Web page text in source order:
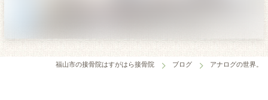
福山市の接骨院はすがはら接骨院 ブログ アナログの世界。